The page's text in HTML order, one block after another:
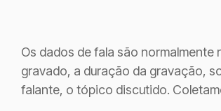
Os dados de fala são
gravado, a duração da gravação,
falante, o tópico discutido.